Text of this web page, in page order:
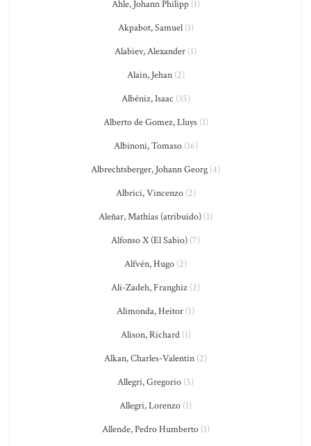
Ahle, Johann Philipp(1)
Akpabot, Samuel(1)
Alabiev, Alexander (1)
Alain, Jehan(2)
Albéniz, Isaac (35)
Alberto de Gomez, Lluys(1)
Albinoni, Tomaso(16)
Albrechtsberger, Johann Georg (4)
Albrici, Vincenzo(2)
Aleñar, Mathías (atribuido) (1)
Alfonso X (El Sabio) (7)
Alfvén, Hugo (2)
Ali-Zadeh, Franghiz (2)
Alimonda, Heitor (1)
Alison, Richard(1)
Alkan, Charles-Valentin (2)
Allegri, Gregorio (5)
Allegri, Lorenzo (1)
Allende, Pedro Humberto(1)